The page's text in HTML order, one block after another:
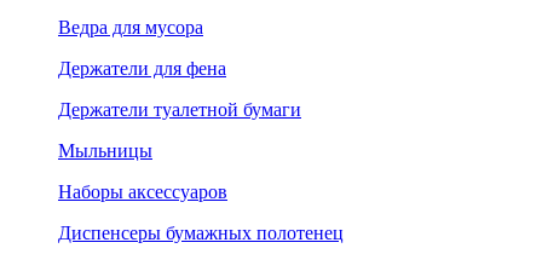
Ведра для мусора
Держатели для фена
Держатели туалетной бумаги
Мыльницы
Наборы аксессуаров
Диспенсеры бумажных полотенец